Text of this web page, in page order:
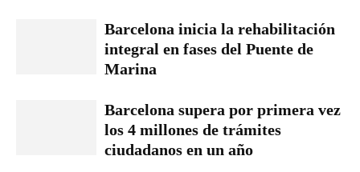
Barcelona inicia la rehabilitación
integral en fases del Puente de
Marina
Barcelona supera por primera vez
los 4 millones de trámites
ciudadanos en un año